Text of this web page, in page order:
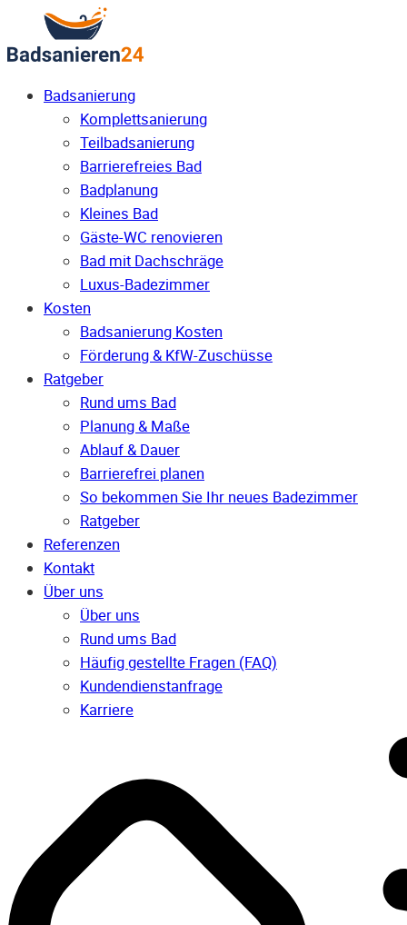
Badsanierung
Komplettsanierung
Teilbadsanierung
Barrierefreies Bad
Badplanung
Kleines Bad
Gäste-WC renovieren
Bad mit Dachschräge
Luxus-Badezimmer
Kosten
Badsanierung Kosten
Förderung & KfW-Zuschüsse
Ratgeber
Rund ums Bad
Planung & Maße
Ablauf & Dauer
Barrierefrei planen
So bekommen Sie Ihr neues Badezimmer
Ratgeber
Referenzen
Kontakt
Über uns
Über uns
Rund ums Bad
Häufig gestellte Fragen (FAQ)
Kunden­dienst­anfrage
Karriere